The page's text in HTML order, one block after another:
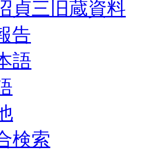
貞三旧蔵資料
告
語
検索